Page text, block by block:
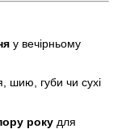
у вечірньому
шию, губи чи сухі
року для